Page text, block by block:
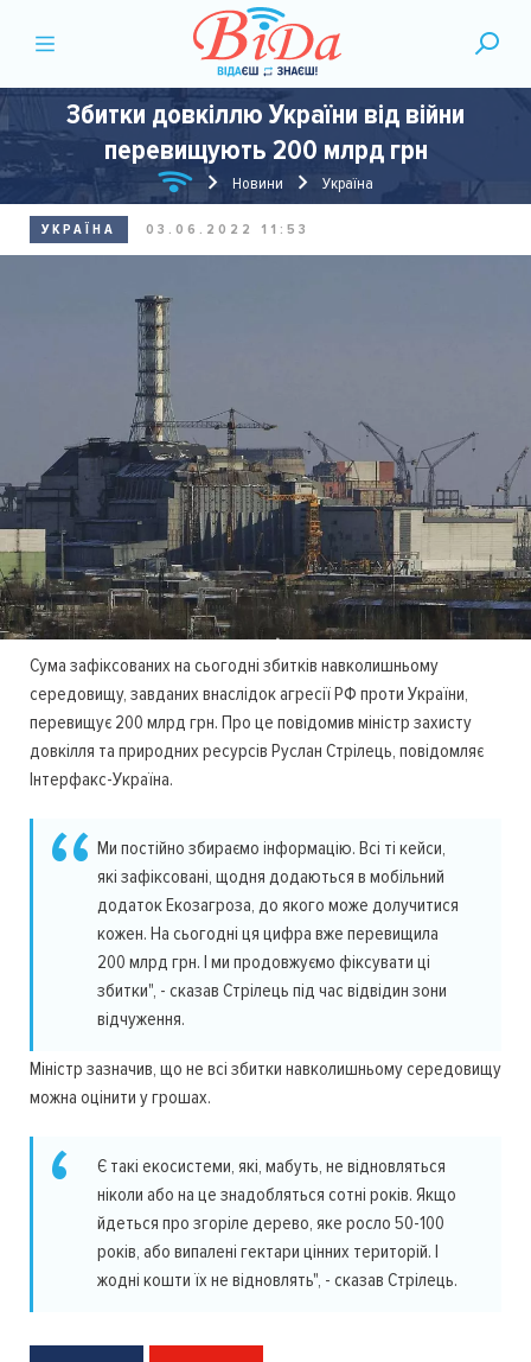
Збитки довкіллю України від війни
перевищують 200 млрд грн
Новини Україна
УКРАЇНА 03.06.2022 11:53
Сума зафіксованих на сьогодні збитків навколишньому
середовищу, завданих внаслідок агресії РФ проти України,
перевищує 200 млрд грн. Про це повідомив міністр захисту
довкілля та природних ресурсів Руслан Стрілець, повідомляє
Інтерфакс-Україна.
Ми постійно збираємо інформацію. Всі ті кейси,
які зафіксовані, щодня додаються в мобільний
додаток Екозагроза, до якого може долучитися
кожен. На сьогодні ця цифра вже перевищила
200 млрд грн. І ми продовжуємо фіксувати ці
збитки", - сказав Стрілець під час відвідин зони
відчуження.
Міністр зазначив, що не всі збитки навколишньому середовищу
можна оцінити у грошах.
Є такі екосистеми, які, мабуть, не відновляться
ніколи або на це знадобляться сотні років. Якщо
йдеться про згоріле дерево, яке росло 50-100
років, або випалені гектари цінних територій. І
жодні кошти їх не відновлять", - сказав Стрілець.